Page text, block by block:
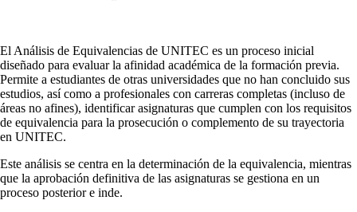
El Análisis de Equivalencias de UNITEC es un proceso inicial
diseñado para evaluar la afinidad académica de la formación previa.
Permite a estudiantes de otras universidades que no han concluido sus
estudios, así como a profesionales con carreras completas (incluso de
áreas no afines), identificar asignaturas que cumplen con los requisitos
de equivalencia para la prosecución o complemento de su trayectoria
en UNITEC.
Este análisis se centra en la determinación de la equivalencia, mientras
que la aprobación definitiva de las asignaturas se gestiona en un
proceso posterior e inde.